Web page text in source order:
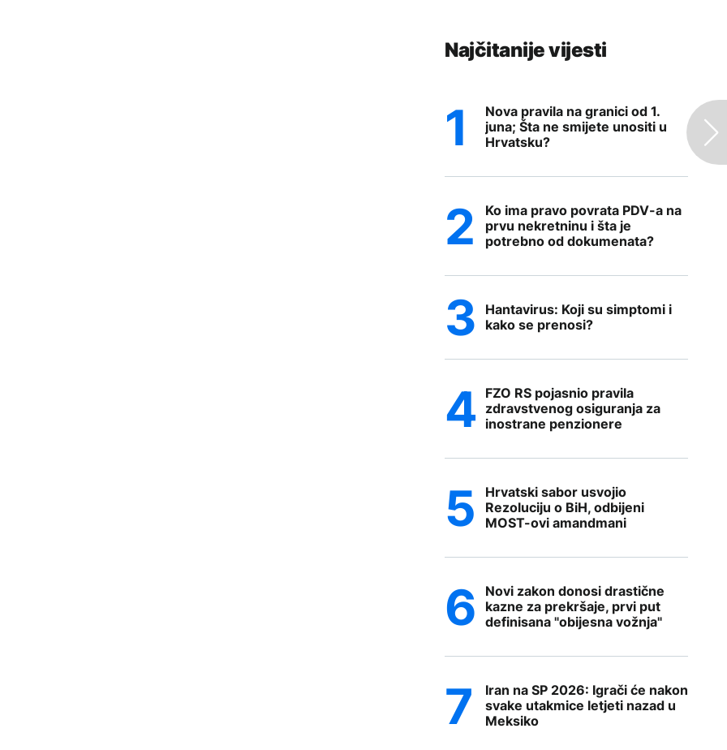
Najčitanije vijesti
Nova pravila na granici od 1.
juna; Šta ne smijete unositi u
Hrvatsku?
Ko ima pravo povrata PDV-a na
prvu nekretninu i šta je
potrebno od dokumenata?
Hantavirus: Koji su simptomi i
kako se prenosi?
FZO RS pojasnio pravila
zdravstvenog osiguranja za
inostrane penzionere
Hrvatski sabor usvojio
Rezoluciju o BiH, odbijeni
MOST-ovi amandmani
Novi zakon donosi drastične
kazne za prekršaje, prvi put
definisana "obijesna vožnja"
Iran na SP 2026: Igrači će nakon
svake utakmice letjeti nazad u
Meksiko